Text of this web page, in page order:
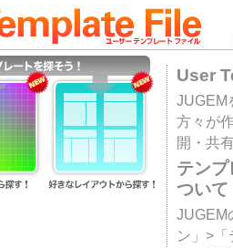
User
JUGEM
方々が
開・共
テン
ついて
JUGEM
ン」>